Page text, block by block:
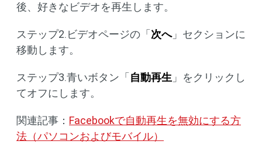
後、好きなビデオを再生します。
ステップ2.ビデオページの「 次へ」セクションに
移動します。
ステップ3.青いボタン「 自動再生 」をクリックし
てオフにします。
関連記事： Facebookで自動再生を無効にする方
法（パソコンおよびモバイル）